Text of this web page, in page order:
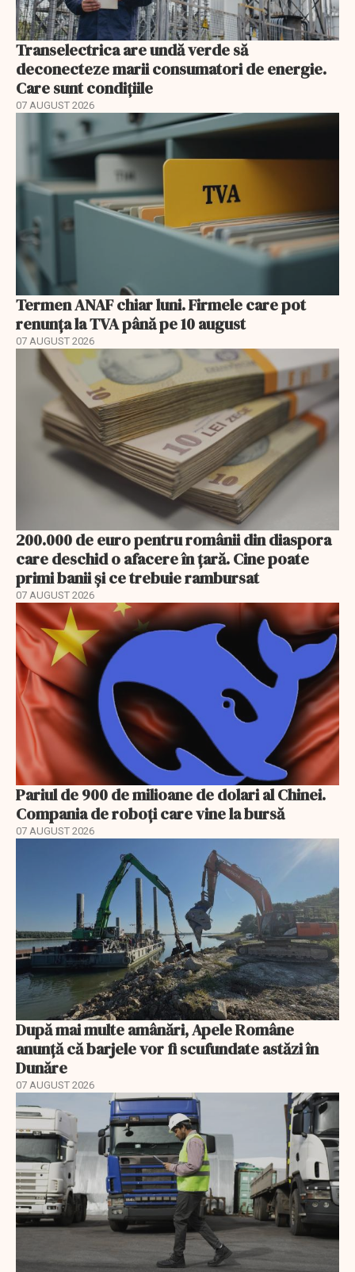
Transelectrica are undă verde să
deconecteze marii consumatori de energie.
Care sunt condițiile
07 AUGUST 2026
Termen ANAF chiar luni. Firmele care pot
renunța la TVA până pe 10 august
07 AUGUST 2026
200.000 de euro pentru românii din diaspora
care deschid o afacere în țară. Cine poate
primi banii și ce trebuie rambursat
07 AUGUST 2026
Pariul de 900 de milioane de dolari al Chinei.
Compania de roboți care vine la bursă
07 AUGUST 2026
După mai multe amânări, Apele Române
anunță că barjele vor fi scufundate astăzi în
Dunăre
07 AUGUST 2026